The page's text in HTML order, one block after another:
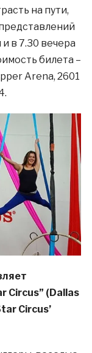
на пути,
и в 7.30 вечера
билета –
Arena, 2601
Circus” (Dallas
Circus’